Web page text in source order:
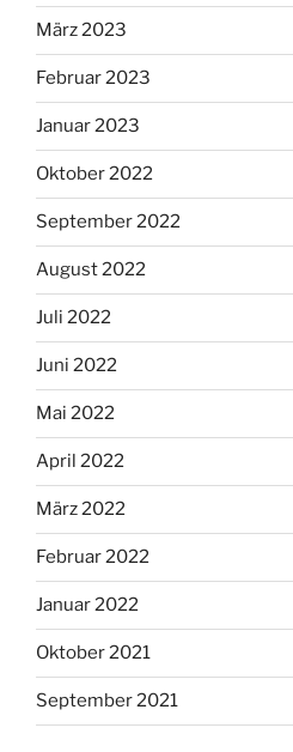
März 2023
Februar 2023
Januar 2023
Oktober 2022
September 2022
August 2022
Juli 2022
Juni 2022
Mai 2022
April 2022
März 2022
Februar 2022
Januar 2022
Oktober 2021
September 2021